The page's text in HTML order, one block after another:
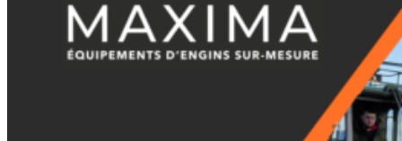
Kit Engcon
Kit Cangini Benne (MBI)
Kit Oreilles 2 Axes
Kit Engcon
Kit Martin
Kit Klac